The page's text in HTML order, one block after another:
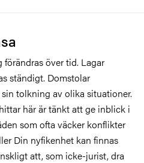
över tid. Lagar
ständigt. Domstolar
tolkning av olika situationer.
här är tänkt att ge inblick i
som ofta väcker konflikter
Din nyfikenhet kan finnas
att, som icke-jurist, dra